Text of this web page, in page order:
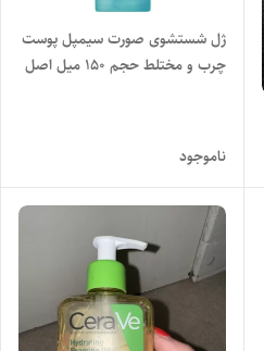
ژل شستشوی صورت سیمپل پوست
چرب و مختلط حجم 150 میل اصل
ناموجود